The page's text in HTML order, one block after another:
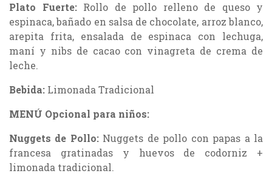
Plato Fuerte: Rollo de pollo relleno de queso y
espinaca, bañado en salsa de chocolate, arroz blanco,
arepita frita, ensalada de espinaca con lechuga,
maní y nibs de cacao con vinagreta de crema de
leche.
Bebida: Limonada Tradicional
MENÚ Opcional para niños:
Nuggets de Pollo: Nuggets de pollo con papas a la
francesa gratinadas y huevos de codorniz +
limonada tradicional.